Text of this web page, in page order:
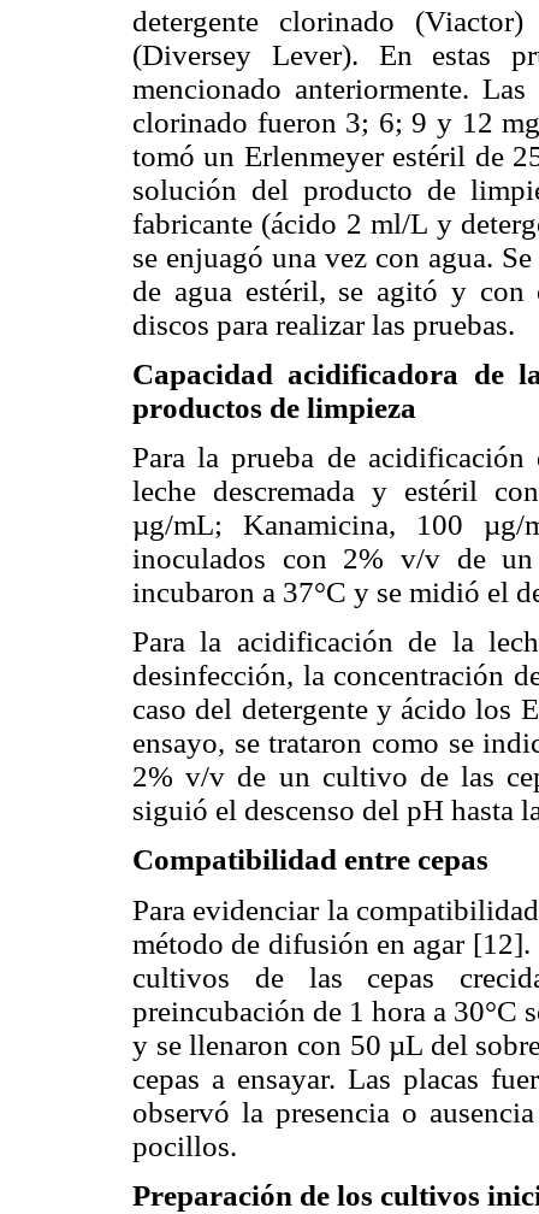
detergente clorinado
(Diversey Lever). En estas
mencionado anteriormente.
clorinado fueron 3; 6; 9 y 12
tomó un Erlenmeyer estéril de
solución del producto de
fabricante (ácido 2 ml/L y
se enjuagó una vez con agua.
de agua estéril, se agitó y con
discos para realizar las pruebas.
Capacidad acidificadora de
productos de limpieza
Para la prueba de
leche descremada y estéril
µg/mL; Kanamicina, 100
inoculados con 2% v/v de un
incubaron a 37°C y se midió el
Para la acidificación de la
desinfección, la concentración
caso del detergente y ácido los
ensayo, se trataron como se
2% v/v de un cultivo de las
siguió el descenso del pH hasta
Compatibilidad entre cepas
Para evidenciar la
método de difusión en agar [12].
cultivos de las cepas
preincubación de 1 hora a 30°C
y se llenaron con 50 µL del
cepas a ensayar. Las placas
observó la presencia o
pocillos.
Preparación de los cultivos